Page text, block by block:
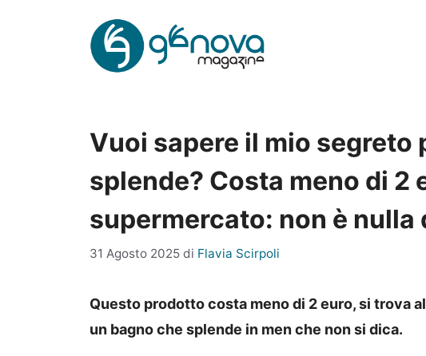
Vuoi sapere il mio segreto
splende? Costa meno di 2
supermercato: non è nulla
31 Agosto 2025 di Flavia Scirpoli
Questo prodotto costa meno di 2 euro, si trova
un bagno che splende in men che non si dica.